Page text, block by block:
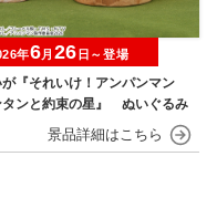
が『それいけ！アンパンマン
タンと約束の星』 ぬいぐるみ
年6月 26 日～登場